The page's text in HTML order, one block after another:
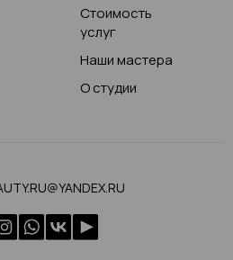
Стоимость
услуг
Наши мастера
О студии